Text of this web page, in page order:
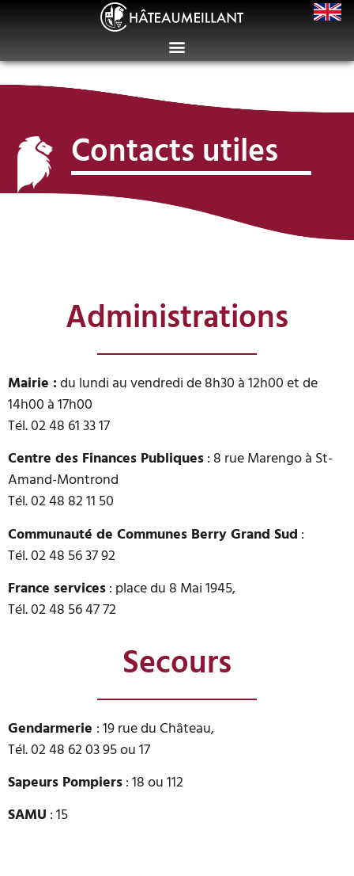
Contacts utiles
Administrations
Mairie :du lundi au vendredi de 8h30 à 12h00 et de
14h00 à 17h00
Tél. 02 48 61 33 17
Centre des Finances Publiques: 8 rue Marengo à St-
Amand-Montrond
Tél. 02 48 82 11 50
Communauté de Communes Berry Grand Sud :
Tél. 02 48 56 37 92
France services: place du 8 Mai 1945,
Tél. 02 48 56 47 72
Secours
Gendarmerie : 19 rue du Château,
Tél. 02 48 62 03 95 ou 17
Sapeurs Pompiers: 18 ou 112
SAMU : 15